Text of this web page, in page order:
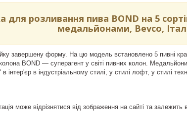
для розливання пива BOND на 5
медальйонами, Bevco,
завершену форму. На цю модель встановлено 5 пивні
BOND — суперагент у світі пивних колон. Медальйони
в індустріальному стилі, у стилі лофт, у стилі
може відрізнятися від зображення на сайті та залежить